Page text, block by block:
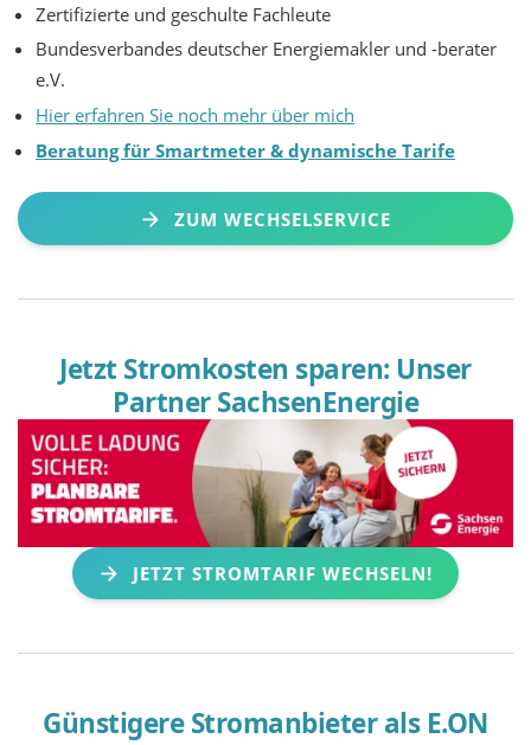
Zertifizierte und geschulte Fachleute
Bundesverbandes deutscher Energiemakler und -berater
e.V.
Hier erfahren Sie noch mehr über mich
Beratung für Smartmeter & dynamische Tarife
ZUM WECHSELSERVICE
Jetzt Stromkosten sparen: Unser
Partner SachsenEnergie
JETZT STROMTARIF WECHSELN!
Günstigere Stromanbieter als E.ON